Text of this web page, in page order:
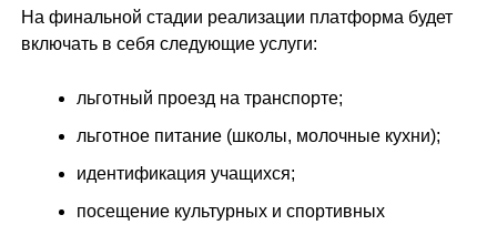
На финальной стадии реализации платформа будет
включать в себя следующие услуги:
льготный проезд на транспорте;
льготное питание (школы, молочные кухни);
идентификация учащихся;
посещение культурных и спортивных